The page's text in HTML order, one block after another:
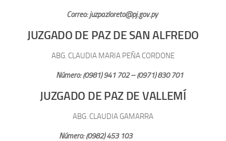
Correo: juzpazloreto@pj.gov.py
JUZGADO DE PAZ DE SAN ALFREDO
ABG. CLAUDIA MARIA PEÑA CORDONE
Número: (0981) 941 702 – (0971) 830 701
JUZGADO DE PAZ DE VALLEMÍ
ABG. CLAUDIA GAMARRA
Número: (0982) 453 103